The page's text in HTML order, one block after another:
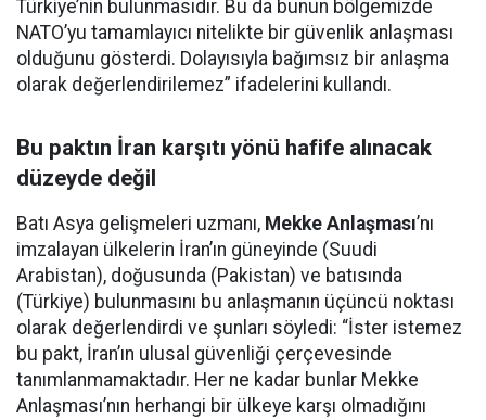
Türkiye’nin bulunmasıdır. Bu da bunun bölgemizde
NATO’yu tamamlayıcı nitelikte bir güvenlik anlaşması
olduğunu gösterdi. Dolayısıyla bağımsız bir anlaşma
olarak değerlendirilemez” ifadelerini kullandı.
Bu paktın İran karşıtı yönü hafife alınacak
düzeyde değil
Batı Asya gelişmeleri uzmanı, Mekke Anlaşması’nı
imzalayan ülkelerin İran’ın güneyinde (Suudi
Arabistan), doğusunda (Pakistan) ve batısında
(Türkiye) bulunmasını bu anlaşmanın üçüncü noktası
olarak değerlendirdi ve şunları söyledi: “İster istemez
bu pakt, İran’ın ulusal güvenliği çerçevesinde
tanımlanmamaktadır. Her ne kadar bunlar Mekke
Anlaşması’nın herhangi bir ülkeye karşı olmadığını